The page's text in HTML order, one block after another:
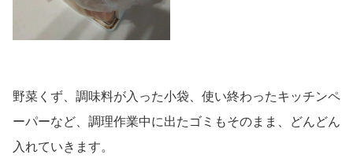
野菜くず、調味料が入った小袋、使い終わったキッチンペ
ーパーなど、調理作業中に出たゴミもそのまま、どんどん
入れていきます。